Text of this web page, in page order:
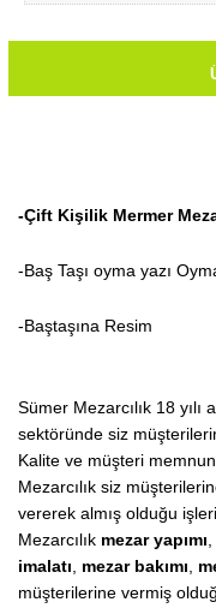
-Çift Kişilik Mermer
-Baş Taşı oyma yazı
-Baştaşına Resim
Sümer Mezarcılık 18 yılı
sektöründe siz
Kalite ve müşteri
Mezarcılık siz
vererek almış olduğu
Mezarcılık mezar yapımı
imalatı
mezar bakımı
müşterilerine vermiş